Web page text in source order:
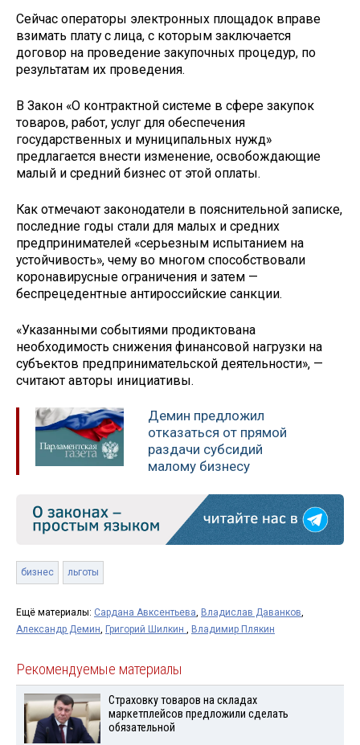
Сейчас операторы электронных площадок вправе
взимать плату с лица, с которым заключается
договор на проведение закупочных процедур, по
результатам их проведения.
В Закон «О контрактной системе в сфере закупок
товаров, работ, услуг для обеспечения
государственных и муниципальных нужд»
предлагается внести изменение, освобождающие
малый и средний бизнес от этой оплаты.
Как отмечают законодатели в пояснительной записке,
последние годы стали для малых и средних
предпринимателей «серьезным испытанием на
устойчивость», чему во многом способствовали
коронавирусные ограничения и затем —
беспрецедентные антироссийские санкции.
«Указанными событиями продиктована
необходимость снижения финансовой нагрузки на
субъектов предпринимательской деятельности», —
считают авторы инициативы.
Демин предложил
отказаться от прямой
раздачи субсидий
малому бизнесу
бизнес льготы
Ещё материалы: Сардана Авксентьева Владислав Даванков
Александр Демин Григорий Шилкин Владимир Плякин
Рекомендуемые материалы
Страховку товаров на складах
маркетплейсов предложили сделать
обязательной